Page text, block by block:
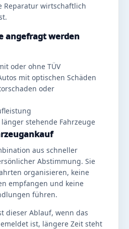
Reparatur wirtschaftlich
angefragt werden
oder ohne TÜV
mit optischen Schäden
oder
stehende Fahrzeuge
aus schneller
Abstimmung. Sie
organisieren, keine
empfangen und keine
führen.
dieser Ablauf, wenn das
ist, längere Zeit steht